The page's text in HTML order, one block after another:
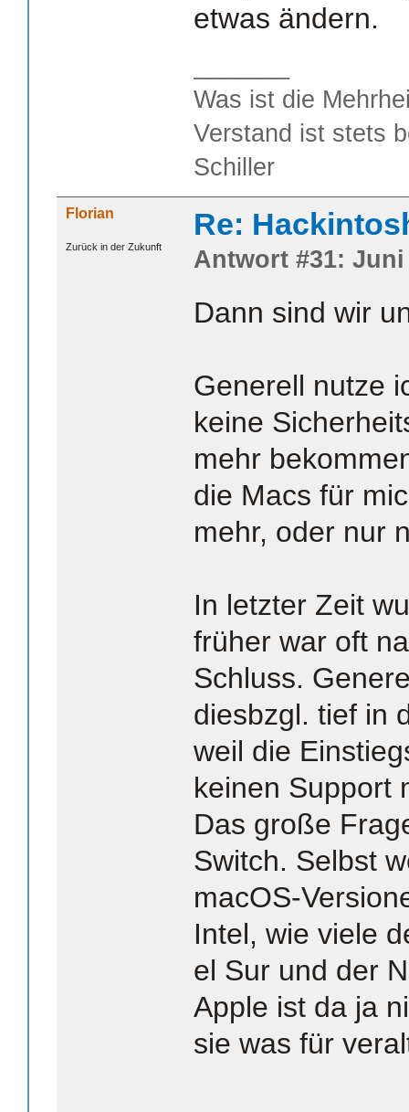
etwas ändern.
Was ist die
Verstand ist stets
Schiller
Florian
Zurück in der Zukunft
Re:
Antwort #31: Juni
Dann sind wir
Generell nutze
keine
mehr
die Macs für
mehr, oder nur
In letzter Zeit
früher war oft
Schluss.
diesbzgl. tief in
weil die
keinen Support
Das große
Switch. Selbst
macOS-
Intel, wie viele
el Sur und der
Apple ist da ja
sie was für